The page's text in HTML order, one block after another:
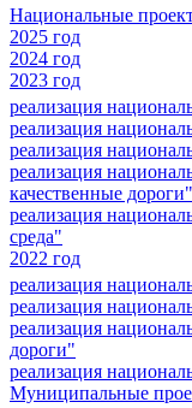
Национальные
2025 год
2024 год
2023 год
реализация
реализация
реализация
реализация
качественные дороги"
реализация
среда"
2022 год
реализация
реализация
реализация
дороги"
реализация
Муниципальные